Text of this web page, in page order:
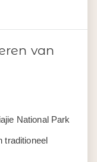
van
National Park
traditioneel